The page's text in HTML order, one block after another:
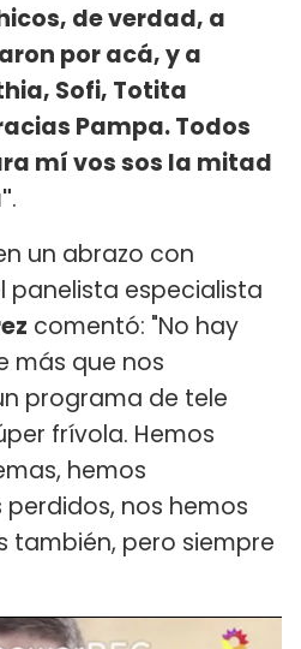
de verdad, a
por acá, y a
Sofi, Totita
Pampa. Todos
mí vos sos la mitad
.
un abrazo con
panelista especialista
comentó: "No hay
más que nos
programa de tele
frívola. Hemos
hemos
nos hemos
pero siempre